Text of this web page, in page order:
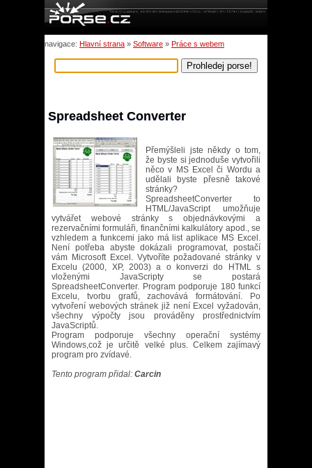
navigace: Hlavní strana » Software » Práce s webem
Spreadsheet Converter
Přemýšleli jste někdy o tom,
že byste si jednoduše vytvořili
něco v MS Excel či Wordu a
udělali byste přesně takové
stránky?
SpreadsheetConverter to
HTML/JavaScript umožňuje
vytvářet webové stránky s objednávkovými a
rezervačními formuláři, finančními kalkulátory apod., se
vzhledem a funkcemi jako má list aplikace MS Excel.
Není potřeba abyste dokázali programovat, postačí
vám Microsoft Excel. Vytvoříte požadované stránky v
Excelu (2000, XP, 2003) a o konverzi do HTML s
vloženými JavaScripty se postará
SpreadsheetConverter. Program podporuje 180 funkcí
Excelu, tvorbu grafů, zachovává formátování. Po
vytvoření webových stránek již není Excel vyžadován,
všechny výpočty jsou prováděny prostřednictvím
JavaScriptů.
Program podporuje všechny operační systémy
Windows,což je určitě velké plus. Celkem zajímavý
program pro zvídavé.
Tento program přidal: Carcin